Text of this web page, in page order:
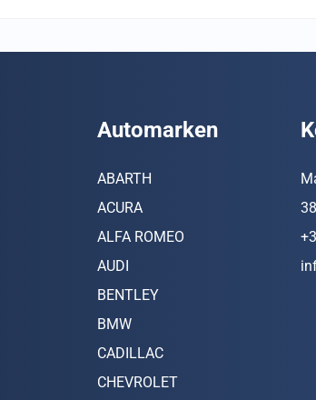
Automarken
ABARTH
ACURA
ALFA ROMEO
AUDI
BENTLEY
BMW
CADILLAC
CHEVROLET